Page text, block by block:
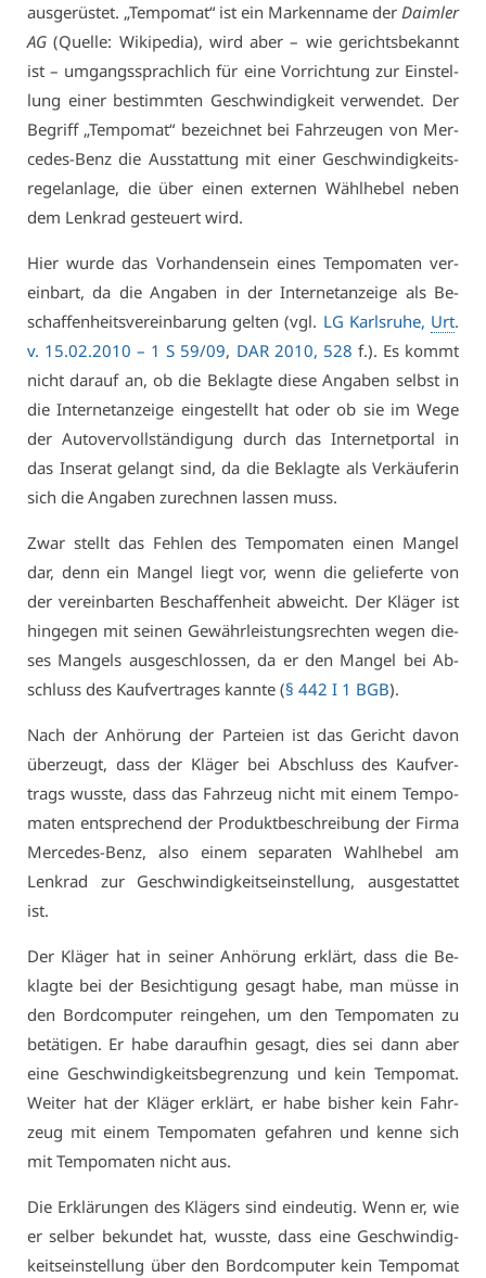
aus­ge­rüs­tet. „Tem­po­mat“ ist ein Mar­ken­na­me der Daim­ler
AG (Quel­le: Wi­ki­pe­dia), wird aber – wie ge­richts­be­kannt
ist – um­gangs­sprach­lich für ei­ne Vor­rich­tung zur Ein­stel­
lung ei­ner be­stimm­ten Ge­schwin­dig­keit ver­wen­det. Der
Be­griff „Tem­po­mat“ be­zeich­net bei Fahr­zeu­gen von Mer­
ce­des-Benz die Aus­stat­tung mit ei­ner Ge­schwin­dig­keits­
re­gel­an­la­ge, die über ei­nen ex­ter­nen Wähl­he­bel ne­ben
dem Lenk­rad ge­steu­ert wird.
Hier wur­de das Vor­han­den­sein ei­nes Tem­po­ma­ten ver­
ein­bart, da die An­ga­ben in der In­ter­net­an­zei­ge als Be­
schaf­fen­heits­ver­ein­ba­rung gel­ten (vgl. LG Karls­ru­he, Urt.
v. 15.02.2010 – 1 S 59/09, DAR 2010, 528 f.). Es kommt
nicht dar­auf an, ob die Be­klag­te die­se An­ga­ben selbst in
die In­ter­net­an­zei­ge ein­ge­stellt hat oder ob sie im We­ge
der Au­to­ver­voll­stän­di­gung durch das In­ter­net­por­tal in
das In­se­rat ge­langt sind, da die Be­klag­te als Ver­käu­fe­rin
sich die An­ga­ben zu­rech­nen las­sen muss.
Zwar stellt das Feh­len des Tem­po­ma­ten ei­nen Man­gel
dar, denn ein Man­gel liegt vor, wenn die ge­lie­fer­te von
der ver­ein­bar­ten Be­schaf­fen­heit ab­weicht. Der Klä­ger ist
hin­ge­gen mit sei­nen Ge­währ­leis­tungs­rech­ten we­gen die­
ses Man­gels aus­ge­schlos­sen, da er den Man­gel bei Ab­
schluss des Kauf­ver­tra­ges kann­te (§ 442 I 1 BGB).
Nach der An­hö­rung der Par­tei­en ist das Ge­richt da­von
über­zeugt, dass der Klä­ger bei Ab­schluss des Kauf­ver­
trags wuss­te, dass das Fahr­zeug nicht mit ei­nem Tem­po­
ma­ten ent­spre­chend der Pro­dukt­be­schrei­bung der Fir­ma
Mer­ce­des-Benz, al­so ei­nem se­pa­ra­ten Wahl­he­bel am
Lenk­rad zur Ge­schwin­dig­keits­ein­stel­lung, aus­ge­stat­tet
ist.
Der Klä­ger hat in sei­ner An­hö­rung er­klärt, dass die Be­
klag­te bei der Be­sich­ti­gung ge­sagt ha­be, man müs­se in
den Bord­com­pu­ter rein­ge­hen, um den Tem­po­ma­ten zu
be­tä­ti­gen. Er ha­be dar­auf­hin ge­sagt, dies sei dann aber
ei­ne Ge­schwin­dig­keits­be­gren­zung und kein Tem­po­mat.
Wei­ter hat der Klä­ger er­klärt, er ha­be bis­her kein Fahr­
zeug mit ei­nem Tem­po­ma­ten ge­fah­ren und ken­ne sich
mit Tem­po­ma­ten nicht aus.
Die Er­klä­run­gen des Klä­gers sind ein­deu­tig. Wenn er, wie
er sel­ber be­kun­det hat, wuss­te, dass ei­ne Ge­schwin­dig­
keits­ein­stel­lung über den Bord­com­pu­ter kein Tem­po­mat